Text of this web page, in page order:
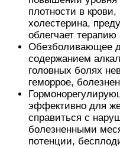
плотности в
холестерина,
облегчает терапию
Обезболивающее
содержанием
головных болях
геморрое,
эффективно для
справиться с
болезненными
потенции,